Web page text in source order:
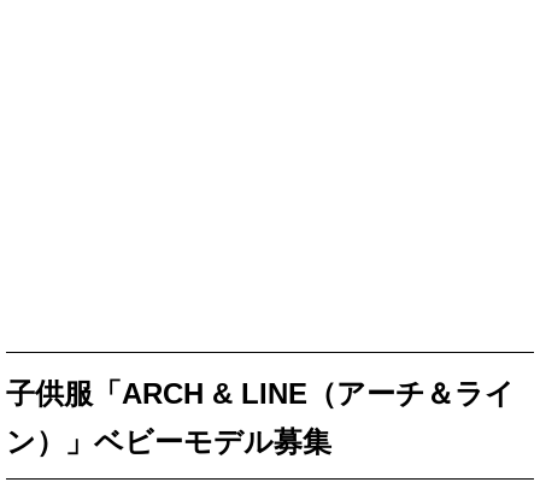
子供服「ARCH & LINE（アーチ＆ライ
ン）」ベビーモデル募集